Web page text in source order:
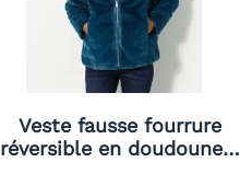
Veste fausse fourrure
réversible en doudoune -